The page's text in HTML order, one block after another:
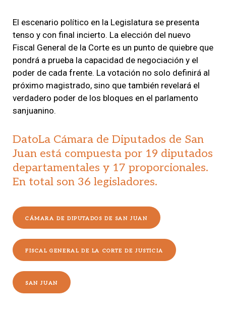
El escenario político en la Legislatura se presenta
tenso y con final incierto. La elección del nuevo
Fiscal General de la Corte es un punto de quiebre que
pondrá a prueba la capacidad de negociación y el
poder de cada frente. La votación no solo definirá al
próximo magistrado, sino que también revelará el
verdadero poder de los bloques en el parlamento
sanjuanino.
DatoLa Cámara de Diputados de San
Juan está compuesta por 19 diputados
departamentales y 17 proporcionales.
En total son 36 legisladores.
CÁMARA DE DIPUTADOS DE SAN JUAN
FISCAL GENERAL DE LA CORTE DE JUSTICIA
SAN JUAN